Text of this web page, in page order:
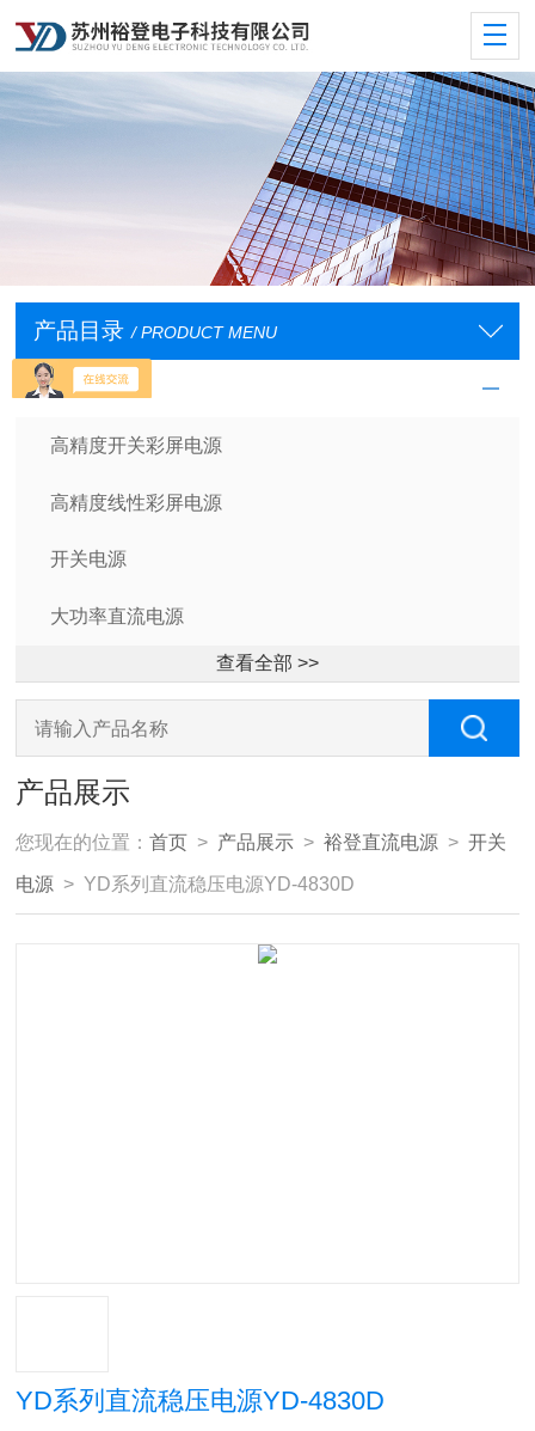
产品目录 / PRODUCT MENU
裕登直流电源
高精度开关彩屏电源
高精度线性彩屏电源
开关电源
大功率直流电源
查看全部 >>
产品展示
您现在的位置：首页 > 产品展示 >裕登直流电源 >开关
电源 > YD系列直流稳压电源YD-4830D
YD系列直流稳压电源YD-4830D